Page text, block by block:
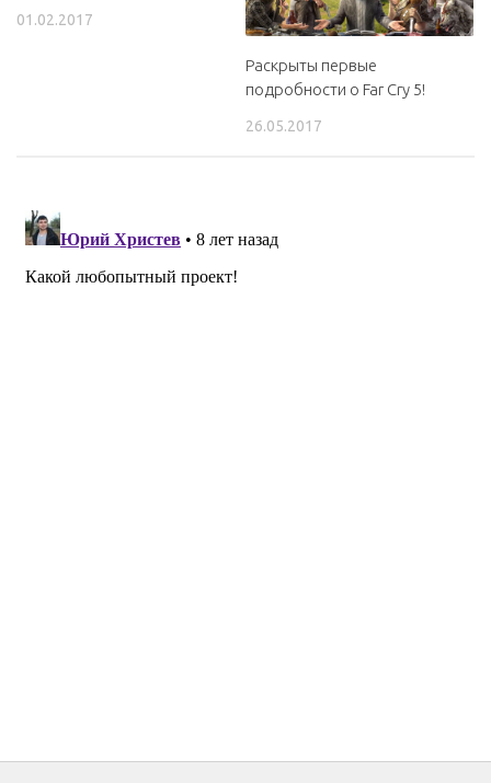
01.02.2017
Раскрыты первые
подробности о Far Cry 5!
26.05.2017